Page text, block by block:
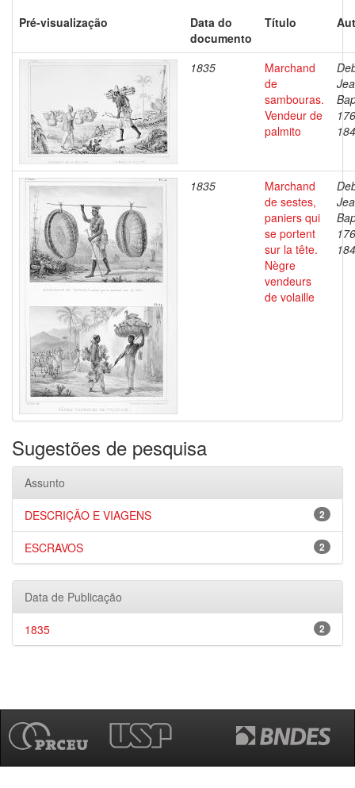
Pré-visualização
Data do
documento
Título
1835
Marchand
de
sambouras.
Vendeur de
palmito
1835
Marchand
de sestes,
paniers qui
se portent
sur la tête.
Nègre
vendeurs
de volaille
Sugestões de pesquisa
Assunto
2
DESCRIÇÃO E VIAGENS
2
ESCRAVOS
Data de Publicação
2
1835